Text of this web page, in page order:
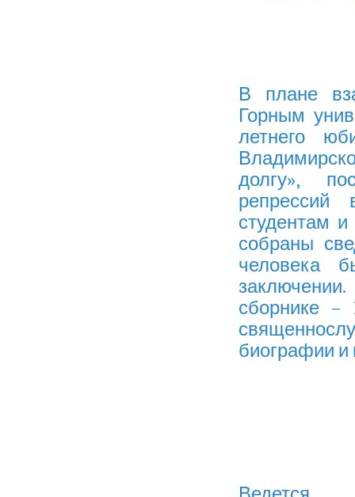
В плане
Горным
летнего
долгу»,
репрессий
студентам
собраны
человека
сборнике –
биографии